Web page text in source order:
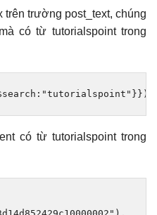
trên trường post_text, chúng
có từ tutorialspoint trong
: "tutorialspoint" }})
có từ tutorialspoint trong